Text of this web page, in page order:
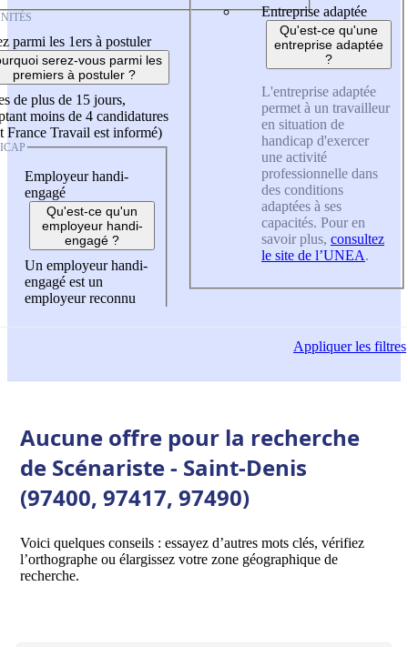
parmi les 1ers à postuler
serez-vous parmi les
premiers à postuler ?
de plus de 15 jours,
moins de 4 candidatures
France Travail est informé)
Employeur handi-
engagé
Qu'est-ce qu'un
employeur handi-
engagé ?
Un employeur handi-
engagé est un
employeur reconnu
Entreprise adaptée
Qu'est-ce qu'une
entreprise adaptée
?
L'entreprise adaptée
permet à un travailleur
en situation de
handicap d'exercer
une activité
professionnelle dans
des conditions
adaptées à ses
capacités. Pour en
savoir plus, consultez
le site de l’UNEA.
Appliquerles filtres
Aucune offre pour la recherche
de Scénariste - Saint-Denis
(97400, 97417, 97490)
Voici quelques conseils : essayez d’autres mots clés, vérifiez
l’orthographe ou élargissez votre zone géographique de
recherche.